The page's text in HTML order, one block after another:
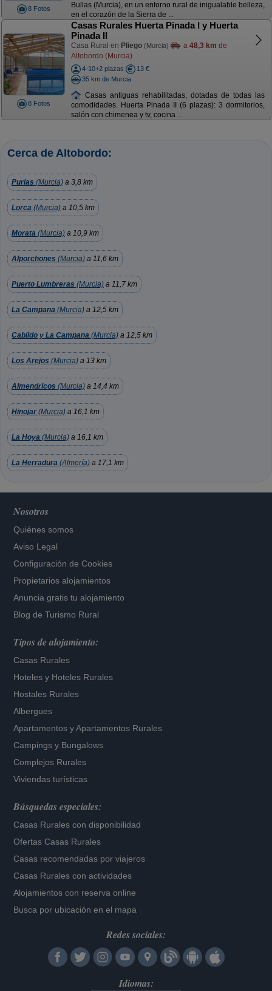
8 Fotos
Bullas (Murcia), en un entorno rural de inigualable belleza,
en el corazón de la Sierra de ...
8 Fotos
Casas Rurales Huerta Pinada I y Huerta
Pinada II
Casa Rural en Pliego (Murcia) a 48,3 km de
Altobordo (Murcia)
4-10+2 plazas
13 €
35 km de Murcia
Casas antiguas rehabilitadas, dotadas de todas las
comodidades. Huerta Pinada II (6 plazas): 3 dormitorios,
salón con chimenea y tv, cocina ...
Cerca de Altobordo:
Purias (Murcia) a 3,8 km
Lorca (Murcia) a 10,5 km
Morata (Murcia) a 10,9 km
Alporchones (Murcia) a 11,6 km
Puerto Lumbreras (Murcia) a 11,7 km
La Campana (Murcia) a 12,5 km
Cabildo y La Campana (Murcia) a 12,5 km
Los Arejos (Murcia) a 13 km
Almendricos (Murcia) a 14,4 km
Hinojar (Murcia) a 16,1 km
La Hoya (Murcia) a 16,1 km
La Herradura (Almería) a 17,1 km
Nosotros
Quiénes somos
Aviso Legal
Configuración de Cookies
Propietarios alojamientos
Anuncia gratis tu alojamiento
Blog de Turismo Rural
Tipos de alojamiento:
Casas Rurales
Hoteles y Hoteles Rurales
Hostales Rurales
Albergues
Apartamentos yApartamentos Rurales
Campings y Bungalows
Complejos Rurales
Viviendas turísticas
Búsquedas especiales:
Casas Rurales con disponibilidad
Ofertas Casas Rurales
Casas recomendadas por viajeros
Casas Rurales con actividades
Alojamientos con reserva online
Busca por ubicación en el mapa
Redes sociales:
Idiomas: